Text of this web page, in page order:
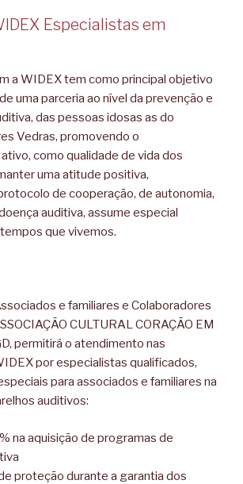
Especialistas em
a WIDEX tem como principal objetivo
uma parceria ao nível da prevenção e
das pessoas idosas as do
Vedras, promovendo o
como qualidade de vida dos
uma atitude positiva,
de cooperação, de autonomia,
auditiva, assume especial
que vivemos.
e familiares e Colaboradores
CULTURAL CORAÇÃO EM
permitirá o atendimento nas
por especialistas qualificados,
para associados e familiares na
auditivos:
na aquisição de programas de
proteção durante a garantia dos